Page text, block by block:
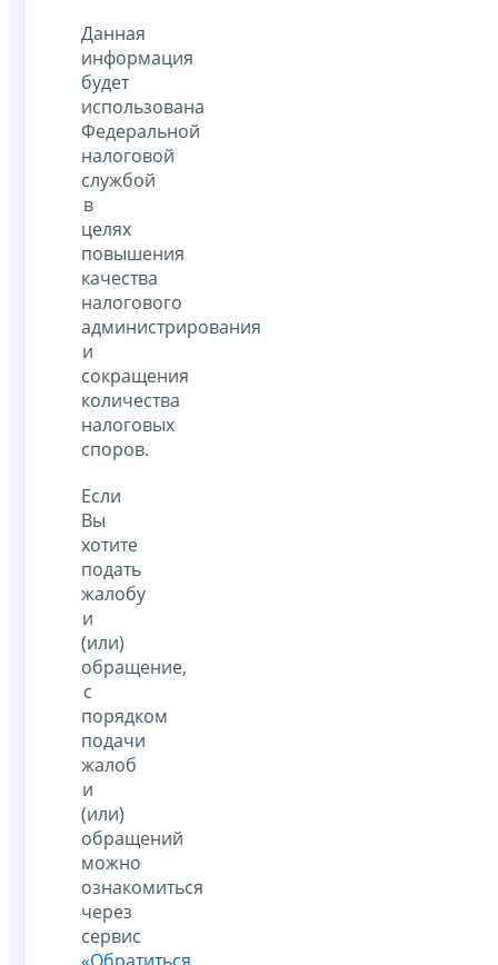
Данная
информация
будет
использована
Федеральной
налоговой
службой
в
целях
повышения
качества
налогового
администрирования
и
сокращения
количества
налоговых
споров.
Если
Вы
хотите
подать
жалобу
и
(или)
обращение,
с
порядком
подачи
жалоб
и
(или)
обращений
можно
ознакомиться
через
сервис
«Обратиться